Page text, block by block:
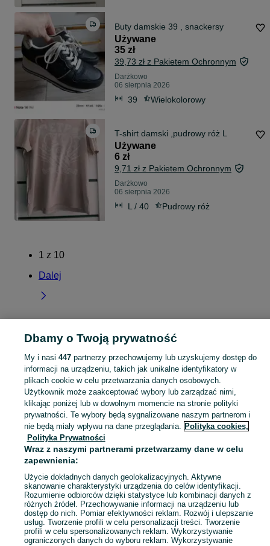
Buty damskie 39 , snackersy
Używane
35 zł
39,73 zł z Pakietem Ochronnym
Darżkowo
06 sierpnia 2026
39 Wielokolorowy
T-shirt damski ,pudrowy róż L
Używane
6 zł
9,71 zł z Pakietem Ochronnym
Darżkowo
06 sierpnia 2026
L / 40 Pudrowy róż
1 z 10
Dalej
Strona główna Pomorskie Darżkowo
KATEGORIA
Zobacz
Mapa kategorii
Mapa miejscowości
Mapa ministron
Popularne wyszukiwania
Dbamy o Twoją prywatność
My i nasi 447partnerzy przechowujemy lub uzyskujemy dostęp do
informacji na urządzeniu, takich jak unikalne identyfikatory w
plikach cookie w celu przetwarzania danych osobowych.
Użytkownik może zaakceptować wybory lub zarządzać nimi,
klikając poniżej lub w dowolnym momencie na stronie polityki
prywatności. Te wybory będą sygnalizowane naszym partnerom i
nie będą miały wpływu na dane przeglądania. Polityka cookies,
Polityka Prywatności
Wraz z naszymi partnerami przetwarzamy dane w celu
zapewnienia:
Użycie dokładnych danych geolokalizacyjnych. Aktywne
skanowanie charakterystyki urządzenia do celów identyfikacji.
Rozumienie odbiorców dzięki statystyce lub kombinacji danych z
różnych źródeł. Przechowywanie informacji na urządzeniu lub
dostęp do nich. Pomiar efektywności reklam. Rozwój i ulepszanie
usług. Tworzenie profili w celu personalizacji treści. Tworzenie
profili w celu spersonalizowanych reklam. Wykorzystywanie
ograniczonych danych do wyboru reklam. Wykorzystywanie